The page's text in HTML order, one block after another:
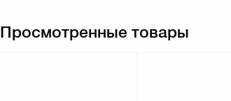
Просмотренные товары